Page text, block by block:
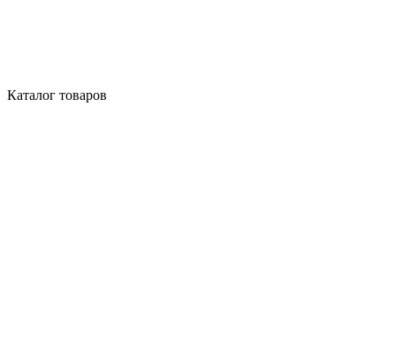
Каталог товаров